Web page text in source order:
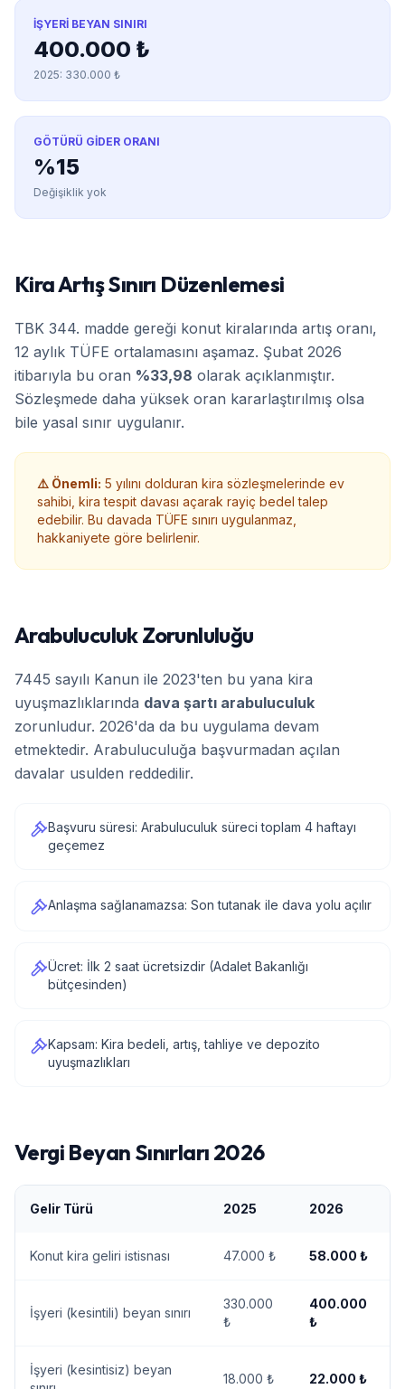
İŞYERI BEYAN SINIRI
400.000 ₺
2025: 330.000 ₺
GÖTÜRÜ GIDER ORANI
%15
Değişiklik yok
Kira Artış Sınırı Düzenlemesi
TBK 344. madde gereği konut kiralarında artış oranı,
12 aylık TÜFE ortalamasını aşamaz. Şubat 2026
itibarıyla bu oran %33,98 olarak açıklanmıştır.
Sözleşmede daha yüksek oran kararlaştırılmış olsa
bile yasal sınır uygulanır.
⚠️ Önemli: 5 yılını dolduran kira sözleşmelerinde ev
sahibi, kira tespit davası açarak rayiç bedel talep
edebilir. Bu davada TÜFE sınırı uygulanmaz,
hakkaniyete göre belirlenir.
Arabuluculuk Zorunluluğu
7445 sayılı Kanun ile 2023'ten bu yana kira
uyuşmazlıklarında dava şartı arabuluculuk
zorunludur. 2026'da da bu uygulama devam
etmektedir. Arabuluculuğa başvurmadan açılan
davalar usulden reddedilir.
Başvuru süresi: Arabuluculuk süreci toplam 4 haftayı
geçemez
Anlaşma sağlanamazsa: Son tutanak ile dava yolu açılır
Ücret: İlk 2 saat ücretsizdir (Adalet Bakanlığı
bütçesinden)
Kapsam: Kira bedeli, artış, tahliye ve depozito
uyuşmazlıkları
Vergi Beyan Sınırları 2026
Gelir Türü 2025 2026
Konut kira geliri istisnası 47.000 ₺ 58.000 ₺
İşyeri (kesintili) beyan sınırı
330.000
₺
400.000
₺
İşyeri (kesintisiz) beyan
18.000 ₺ 22.000 ₺